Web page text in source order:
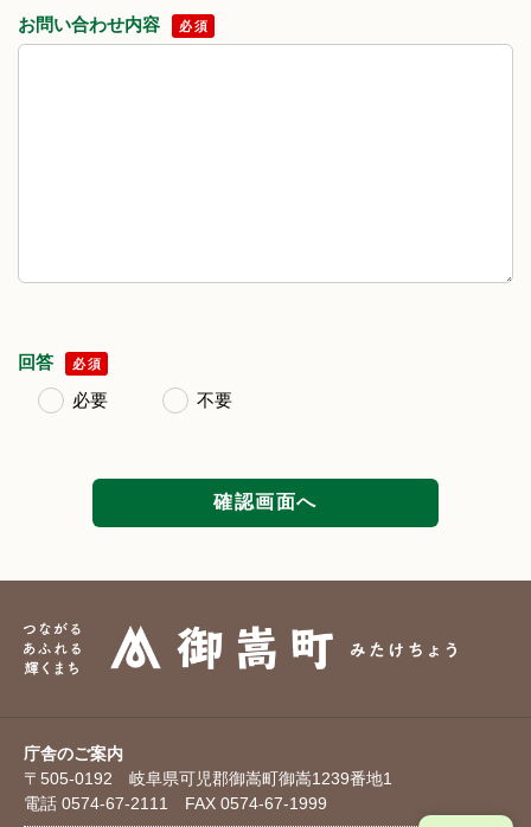
お問い合わせ内容 必須
回答 必須
必要 不要
庁舎のご案内
〒505-0192 岐阜県可児郡御嵩町御嵩1239番地1
電話 0574-67-2111 FAX 0574-67-1999